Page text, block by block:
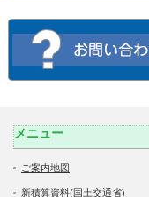
メニュー
ご案内地図
新積算資料(国土交通省)